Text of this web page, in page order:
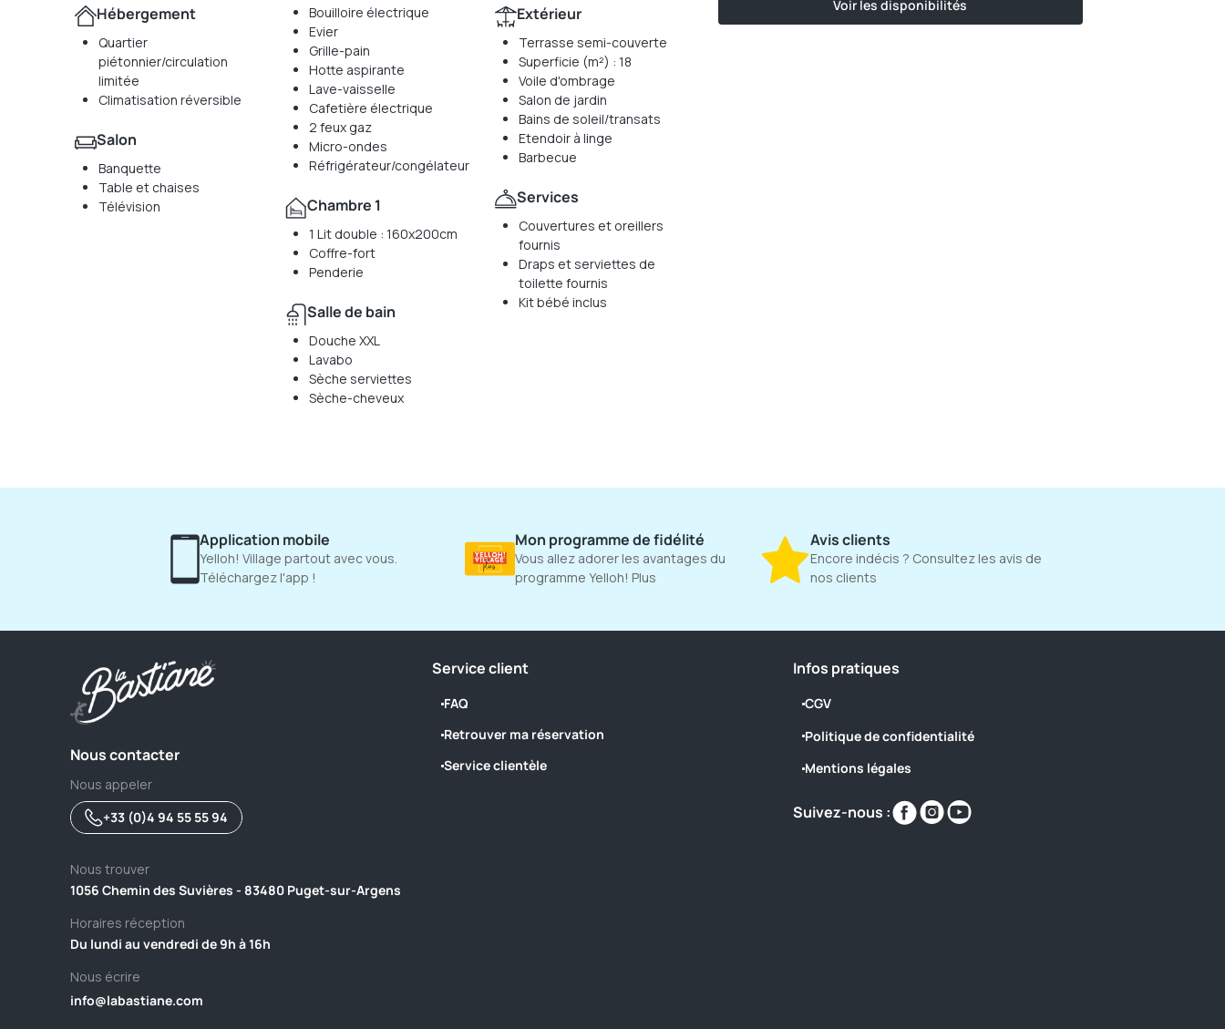
Hébergement
Quartier
piétonnier/circulation
limitée
Climatisation réversible
Salon
Banquette
Table et chaises
Télévision
Bouilloire électrique
Evier
Grille-pain
Hotte aspirante
Lave-vaisselle
Cafetière électrique
2 feux gaz
Micro-ondes
Réfrigérateur/congélateur
Chambre 1
1 Lit double : 160x200cm
Coffre-fort
Penderie
Salle de bain
Douche XXL
Lavabo
Sèche serviettes
Sèche-cheveux
Extérieur
Terrasse semi-couverte
Superficie (m²) : 18
Voile d'ombrage
Salon de jardin
Bains de soleil/transats
Etendoir à linge
Barbecue
Services
Couvertures et oreillers
fournis
Draps et serviettes de
toilette fournis
Kit bébé inclus
Voir les disponibilités
Application mobile
Yelloh! Village partout avec vous.
Téléchargez l'app !
Mon programme de fidélité
Vous allez adorer les avantages du
programme Yelloh! Plus
Avis clients
Encore indécis ? Consultez les avis de
nos clients
Nous contacter
Nous appeler
+33 (0)4 94 55 55 94
Nous trouver
1056 Chemin des Suvières - 83480 Puget-sur-Argens
Horaires réception
Du lundi au vendredi de 9h à 16h
Nous écrire
info@labastiane.com
Service client
FAQ
Retrouver ma réservation
Service clientèle
Infos pratiques
CGV
Politique de confidentialité
Mentions légales
Suivez-nous :
Retrouvez-
nous
Retrouvez-
nous